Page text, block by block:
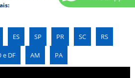
ES SP PR SC RS
e DF AM PA